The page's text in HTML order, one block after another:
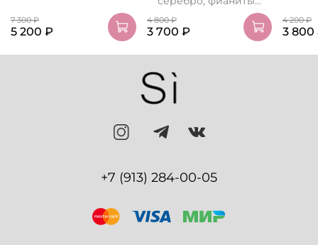
7 300 ₽
5 200 ₽
4 800 ₽
3 700 ₽
4 200 ₽
3 800
+7 (913) 284-00-05